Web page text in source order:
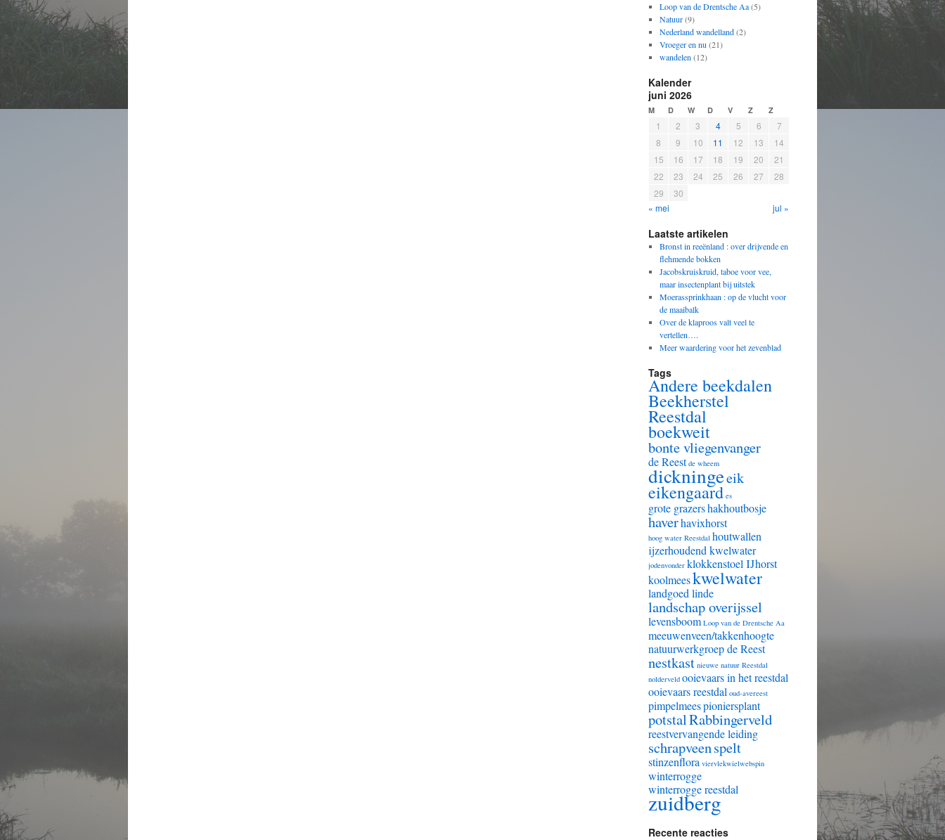
Loop van de Drentsche Aa(5)
Natuur(9)
Nederland wandelland(2)
Vroeger en nu (21)
wandelen (12)
Kalender
juni 2026
M D W D V Z Z
« mei jul »
1 2 3 4 5 6
7
8
9 10 11 12 13
14
15
16 17 18 19 20
21
22
23 24 25 26 27
28
29
30
Laatste artikelen
Bronst in reeënland : over drijvende en
flehmende bokken
Jacobskruiskruid, taboe voor vee,
maar insectenplant bij uitstek
Moerassprinkhaan : op de vlucht voor
de maaibalk
Over de klaproos valt veel te
vertellen….
Meer waardering voor het zevenblad
Tags
Andere beekdalen
Beekherstel
Reestdal
boekweit
bonte vliegenvanger
de Reest de wheem
dickningeeik
eikengaard es
grote grazershakhoutbosje
haverhavixhorst
hoog water Reestdal houtwallen
ijzerhoudend kwelwater
jodenvonder klokkenstoel IJhorst
koolmeeskwelwater
landgoed linde
landschap overijssel
levensboom Loop van de Drentsche Aa
meeuwenveen/takkenhoogte
natuurwerkgroep de Reest
nestkast nieuwe natuur Reestdal
nolderveld ooievaars in het reestdal
ooievaars reestdal oud-avereest
pimpelmeespioniersplant
potstalRabbingerveld
reestvervangende leiding
schrapveenspelt
stinzenflora viervlekwielwebspin
winterrogge
winterrogge reestdal
zuidberg
Recente reacties